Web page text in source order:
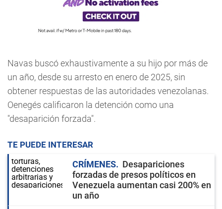
Navas buscó exhaustivamente a su hijo por más de
un año, desde su arresto en enero de 2025, sin
obtener respuestas de las autoridades venezolanas.
Oenegés calificaron la detención como una
"desaparición forzada".
TE PUEDE INTERESAR
CRÍMENES
Desapariciones
forzadas de presos políticos en
Venezuela aumentan casi 200% en
un año